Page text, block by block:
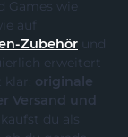
Games wie
auf
Zubehör
ist klar: originale